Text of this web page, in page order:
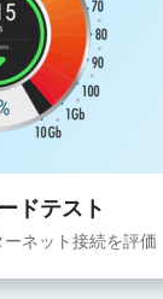
ドテスト
ネット接続を評価